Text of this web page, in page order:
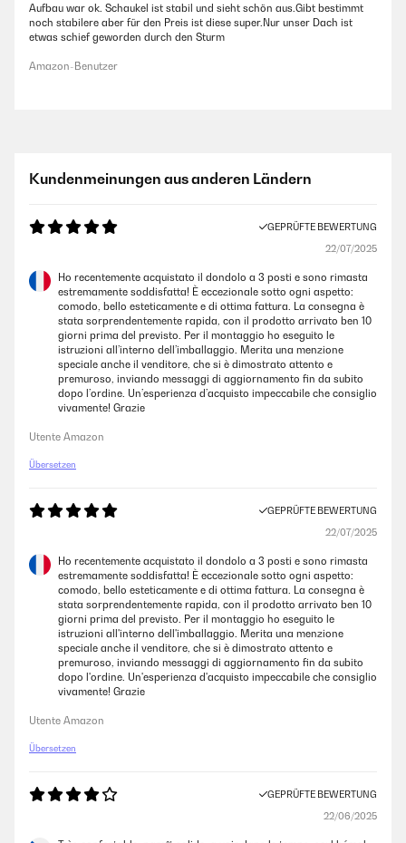
Aufbau war ok. Schaukel ist stabil und sieht schön aus.Gibt bestimmt
noch stabilere aber für den Preis ist diese super.Nur unser Dach ist
etwas schief geworden durch den Sturm
Amazon-Benutzer
Kundenmeinungen aus anderen Ländern
GEPRÜFTE BEWERTUNG
22/07/2025
Ho recentemente acquistato il dondolo a 3 posti e sono rimasta
estremamente soddisfatta! È eccezionale sotto ogni aspetto:
comodo, bello esteticamente e di ottima fattura. La consegna è
stata sorprendentemente rapida, con il prodotto arrivato ben 10
giorni prima del previsto. Per il montaggio ho eseguito le
istruzioni all’interno dell’imballaggio. Merita una menzione
speciale anche il venditore, che si è dimostrato attento e
premuroso, inviando messaggi di aggiornamento fin da subito
dopo l’ordine. Un’esperienza d’acquisto impeccabile che consiglio
vivamente! Grazie
Utente Amazon
Übersetzen
GEPRÜFTE BEWERTUNG
22/07/2025
Ho recentemente acquistato il dondolo a 3 posti e sono rimasta
estremamente soddisfatta! È eccezionale sotto ogni aspetto:
comodo, bello esteticamente e di ottima fattura. La consegna è
stata sorprendentemente rapida, con il prodotto arrivato ben 10
giorni prima del previsto. Per il montaggio ho eseguito le
istruzioni all'interno dell'imballaggio. Merita una menzione
speciale anche il venditore, che si è dimostrato attento e
premuroso, inviando messaggi di aggiornamento fin da subito
dopo l'ordine. Un'esperienza d'acquisto impeccabile che consiglio
vivamente! Grazie
Utente Amazon
Übersetzen
GEPRÜFTE BEWERTUNG
22/06/2025